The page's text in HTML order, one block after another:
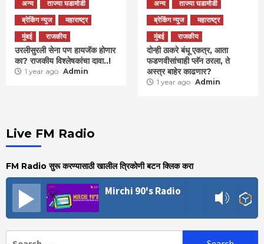
अन्य
ताज्या घडामोडी
ब्रेकिंग न्युज
महाराष्ट्र
मुंबई
राजकीय
उरलीसुरली सेना पण हायजॅक होणार
का? राजकीय विश्लेषकांचा दावा..!
1 year ago Admin
अन्य
ताज्या घडामोडी
ब्रेकिंग न्युज
महाराष्ट्र
मुंबई
राजकीय
दोन्ही ठाकरे बंधू एकत्र, आता
फडणवीसांचाही प्लॅन ठरला, ते
अस्त्र बाहेर काढणार?
1 year ago Admin
Live FM Radio
FM Radio सुरू करण्यासाठी खालील त्रिकोणी बटन क्लिक करा
Mirchi 90's Radio